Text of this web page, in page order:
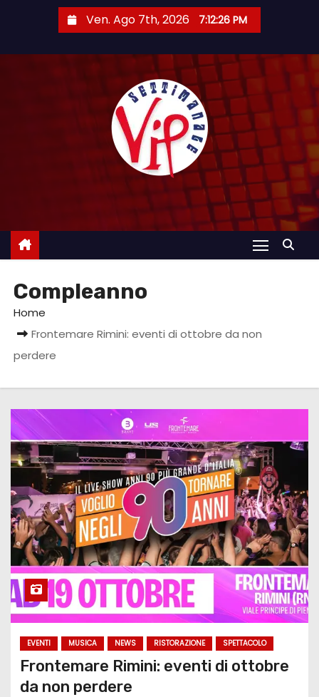
e
Ven. Ago 7th, 2026 7:12:28 PM
Compleanno
Home
Frontemare Rimini: eventi di ottobre da non
perdere
EVENTI MUSICA NEWS RISTORAZIONE SPETTACOLO
Frontemare Rimini: eventi di ottobre
da non perdere